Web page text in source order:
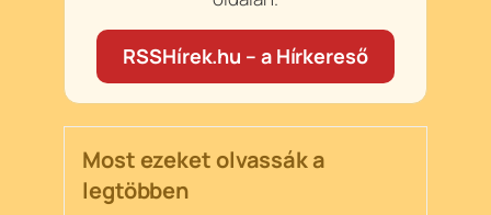
RSSHírek.hu – a Hírkereső
Most ezeket olvassák a
legtöbben